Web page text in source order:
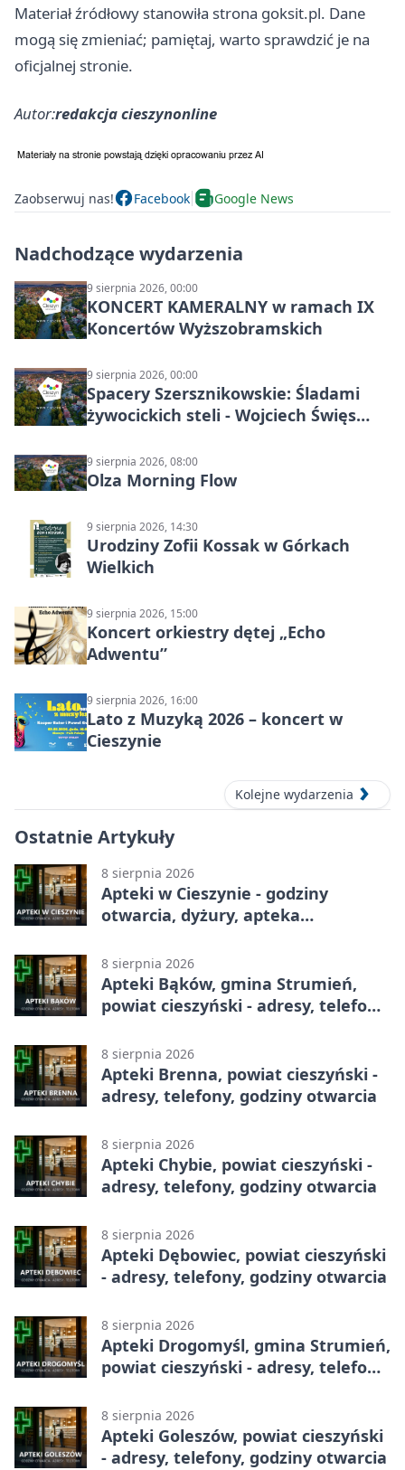
Materiał źródłowy stanowiła strona goksit.pl. Dane
mogą się zmieniać; pamiętaj, warto sprawdzić je na
oficjalnej stronie.
Autor:redakcja cieszynonline
Zaobserwuj nas! Facebook Google News
Nadchodzące wydarzenia
9 sierpnia 2026, 00:00
KONCERT KAMERALNY w ramach IX
Koncertów Wyższobramskich
9 sierpnia 2026, 00:00
Spacery Szersznikowskie: Śladami
żywocickich steli - Wojciech Święs
9 sierpnia 2026, 08:00
Olza Morning Flow
9 sierpnia 2026, 14:30
Urodziny Zofii Kossak w Górkach
Wielkich
9 sierpnia 2026, 15:00
Koncert orkiestry dętej „Echo
Adwentu”
9 sierpnia 2026, 16:00
Lato z Muzyką 2026 – koncert w
Cieszynie
Kolejne wydarzenia
Ostatnie Artykuły
8 sierpnia 2026
Apteki w Cieszynie - godziny
otwarcia, dyżury, apteka
8 sierpnia 2026
Apteki Bąków, gmina Strumień,
powiat cieszyński - adresy, telefony,
8 sierpnia 2026
Apteki Brenna, powiat cieszyński -
adresy, telefony, godziny otwarcia
8 sierpnia 2026
Apteki Chybie, powiat cieszyński -
adresy, telefony, godziny otwarcia
8 sierpnia 2026
Apteki Dębowiec, powiat cieszyński
- adresy, telefony, godziny otwarcia
8 sierpnia 2026
Apteki Drogomyśl, gmina Strumień,
powiat cieszyński - adresy, telefony,
8 sierpnia 2026
Apteki Goleszów, powiat cieszyński
- adresy, telefony, godziny otwarcia